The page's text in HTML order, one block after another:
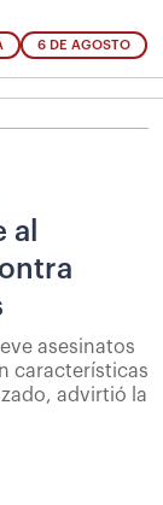
6 DE AGOSTO
al
asesinatos
características
advirtió la